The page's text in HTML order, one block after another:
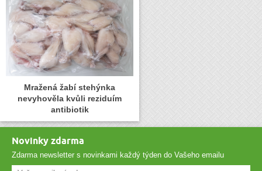
Mražená žabí stehýnka
nevyhověla kvůli reziduím
antibiotik
Novinky zdarma
Zdarma newsletter s novinkami každý týden do Vašeho emailu